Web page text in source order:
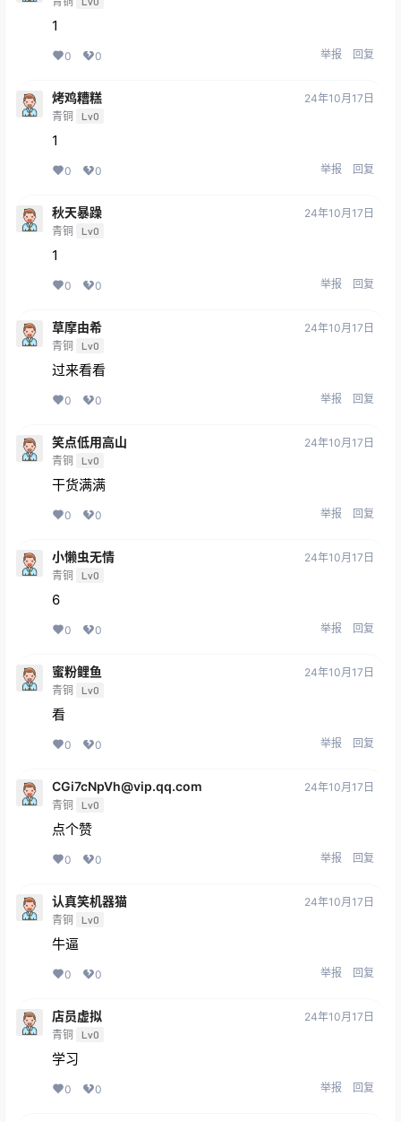
1
0 0 举报 回复
烤鸡糟糕
青铜 Lv0
24年10月17日
1
0 0 举报 回复
秋天暴躁
青铜 Lv0
24年10月17日
1
0 0 举报 回复
草摩由希
青铜 Lv0
24年10月17日
过来看看
0 0 举报 回复
笑点低用高山
青铜 Lv0
24年10月17日
干货满满
0 0 举报 回复
小懒虫无情
青铜 Lv0
24年10月17日
6
0 0 举报 回复
蜜粉鲤鱼
青铜 Lv0
24年10月17日
看
0 0 举报 回复
CGi7cNpVh@vip.qq.com
青铜 Lv0
24年10月17日
点个赞
0 0 举报 回复
认真笑机器猫
青铜 Lv0
24年10月17日
牛逼
0 0 举报 回复
店员虚拟
青铜 Lv0
24年10月17日
学习
0 0 举报 回复